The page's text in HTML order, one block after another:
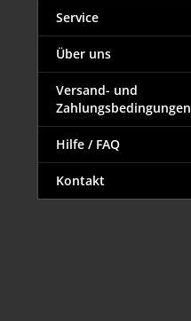
Service
Über uns
Versand- und
Zahlungsbedingungen
Hilfe / FAQ
Kontakt